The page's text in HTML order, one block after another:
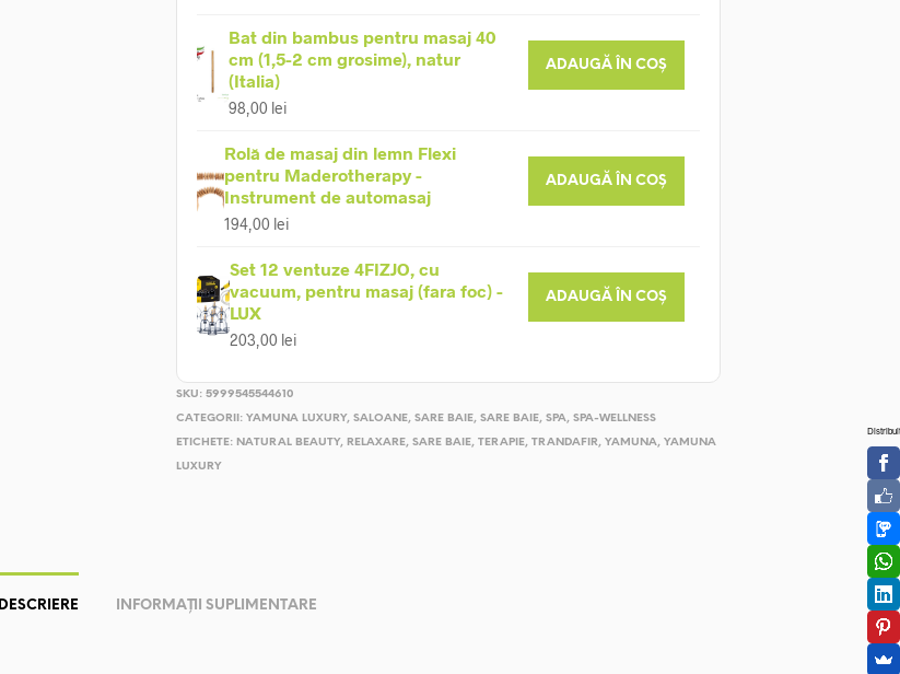
Bat din bambus pentru masaj 40
cm (1,5-2 cm grosime), natur
(Italia)
98,00 lei
ADAUGĂ ÎN COȘ
Rolă de masaj din lemn Flexi
pentru Maderotherapy -
Instrument de automasaj
194,00 lei
ADAUGĂ ÎN COȘ
Set 12 ventuze 4FIZJO, cu
vacuum, pentru masaj (fara foc) -
LUX
203,00 lei
ADAUGĂ ÎN COȘ
SKU: 5999545544610
CATEGORII: YAMUNA LUXURY, SALOANE, SARE BAIE, SARE BAIE, SPA, SPA-WELLNESS
ETICHETE: NATURAL BEAUTY, RELAXARE, SARE BAIE, TERAPIE, TRANDAFIR, YAMUNA, YAMUNA
LUXURY
DESCRIERE INFORMAȚII SUPLIMENTARE
Distribuit